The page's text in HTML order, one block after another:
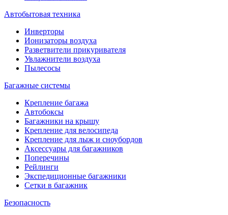
Автобытовая техника
Инверторы
Ионизаторы воздуха
Разветвители прикуривателя
Увлажнители воздуха
Пылесосы
Багажные системы
Крепление багажа
Автобоксы
Багажники на крышу
Крепление для велосипеда
Крепление для лыж и сноубордов
Аксессуары для багажников
Поперечины
Рейлинги
Экспедиционные багажники
Сетки в багажник
Безопасность